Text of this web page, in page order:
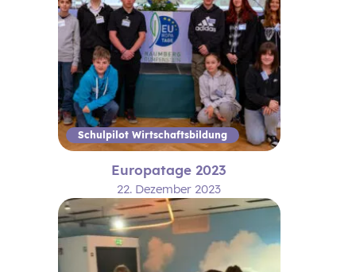
Schulpilot Wirtschaftsbildung
Europatage 2023
22. Dezember 2023